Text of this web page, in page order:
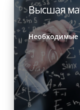
Высшая
Необходимые